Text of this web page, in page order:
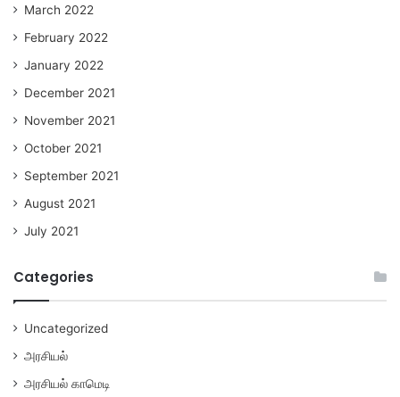
March 2022
February 2022
January 2022
December 2021
November 2021
October 2021
September 2021
August 2021
July 2021
Categories
Uncategorized
அரசியல்
அரசியல் காமெடி